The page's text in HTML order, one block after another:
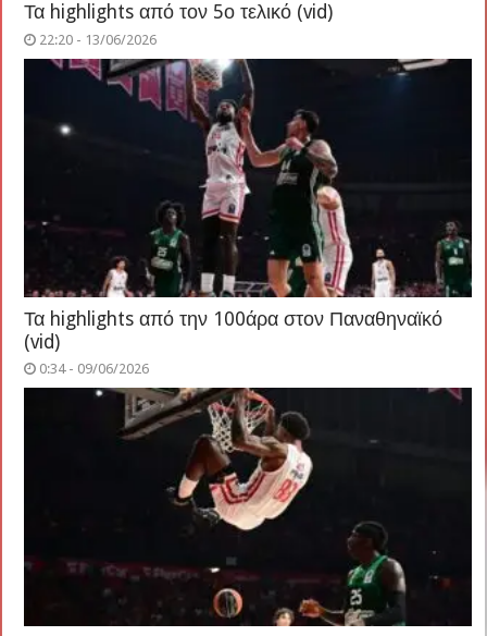
Τα highlights από τον 5ο τελικό (vid)
22:20 - 13/06/2026
Τα highlights από την 100άρα στον Παναθηναϊκό
(vid)
0:34 - 09/06/2026